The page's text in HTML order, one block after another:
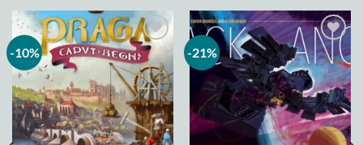
-10%
Add to
wishlist
-21%
Add to
wishlist